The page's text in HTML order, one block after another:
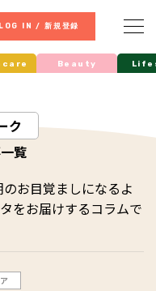
LOG IN / 新規登録
Beauty
ク
覧
お目覚ましになるよ
をお届けするコラムで